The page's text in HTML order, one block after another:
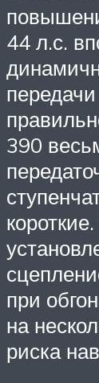
44 л.с.
390
при
на
риска